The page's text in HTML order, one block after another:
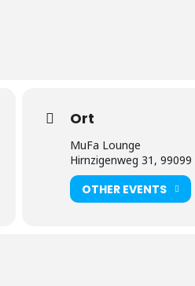
Ort
MuFa Lounge
Hirnzigenweg 31,
OTHER EVENTS